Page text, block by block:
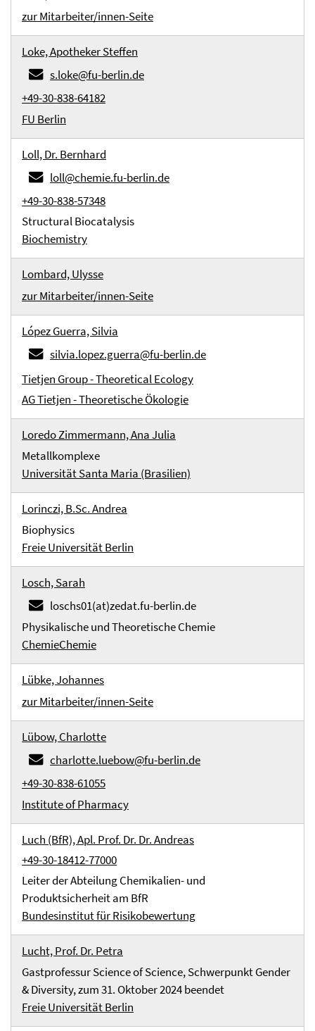
zur Mitarbeiter/innen-Seite
Loke, Apotheker Steffen
s.loke@fu-berlin.de
+49-30-838-64182
FU Berlin
Loll, Dr. Bernhard
loll@chemie.fu-berlin.de
+49-30-838-57348
Structural Biocatalysis
Biochemistry
Lombard, Ulysse
zur Mitarbeiter/innen-Seite
López Guerra, Silvia
silvia.lopez.guerra@fu-berlin.de
Tietjen Group - Theoretical Ecology
AG Tietjen - Theoretische Ökologie
Loredo Zimmermann, Ana Julia
Metallkomplexe
Universität Santa Maria (Brasilien)
Lorinczi, B.Sc. Andrea
Biophysics
Freie Universität Berlin
Losch, Sarah
loschs01(at)zedat.fu-berlin.de
Physikalische und Theoretische Chemie
ChemieChemie
Lübke, Johannes
zur Mitarbeiter/innen-Seite
Lübow, Charlotte
charlotte.luebow@fu-berlin.de
+49-30-838-61055
Institute of Pharmacy
Luch (BfR), Apl. Prof. Dr. Dr. Andreas
+49-30-18412-77000
Leiter der Abteilung Chemikalien- und
Produktsicherheit am BfR
Bundesinstitut für Risikobewertung
Lucht, Prof. Dr. Petra
Gastprofessur Science of Science, Schwerpunkt Gender
& Diversity, zum 31. Oktober 2024 beendet
Freie Universität Berlin